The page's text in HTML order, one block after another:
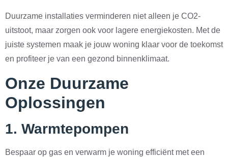
Duurzame installaties verminderen niet alleen je CO2-
uitstoot, maar zorgen ook voor lagere energiekosten. Met de
juiste systemen maak je jouw woning klaar voor de toekomst
en profiteer je van een gezond binnenklimaat.
Onze Duurzame
Oplossingen
1. Warmtepompen
Bespaar op gas en verwarm je woning efficiënt met een